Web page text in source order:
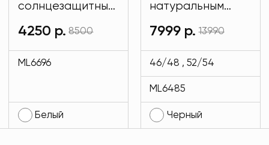
солнцезащитные
имиджевые
белого цвета
MODLAV ML6696-
4250 р. 8500
ML6696
Белый
натуральным
мехом и на
подкладе кролик
черного цвета
MODLAV ML6485-
13
7999 р. 13990
46/48 , 52/54
ML6485
Черный